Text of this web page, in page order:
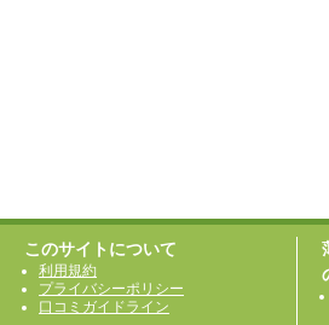
このサイトについて
利用規約
プライバシーポリシー
口コミガイドライン